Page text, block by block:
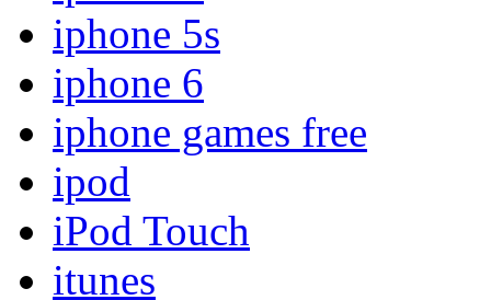
iphone 5s
iphone 6
iphone games free
ipod
iPod Touch
itunes